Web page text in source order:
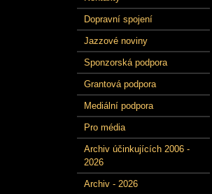
Dopravní spojení
Jazzové noviny
Sponzorská podpora
Grantová podpora
Mediální podpora
Pro média
Archiv účinkujících 2006 -
2026
Archiv - 2026